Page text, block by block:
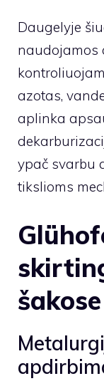
Daugelyje
naudojamos
azotas,
aplinka
ypač svarbu
tikslioms
šakose